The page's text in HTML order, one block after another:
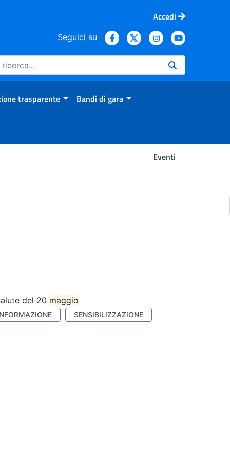
Accedi
Seguici su
trasparente Bandi di gara
Eventi
del 20 maggio
SENSIBILIZZAZIONE